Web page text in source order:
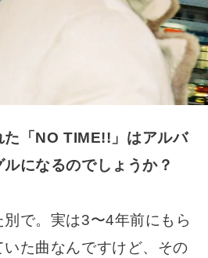
た「NO TIME!!」はアルバ
になるのでしょうか？
で。実は3〜4年前にもら
た曲なんですけど、その